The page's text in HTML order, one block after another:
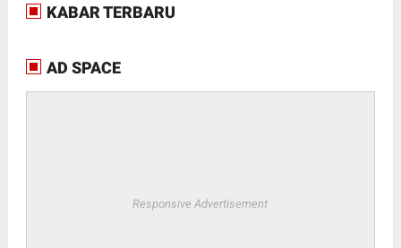
KABAR TERBARU
AD SPACE
Responsive Advertisement